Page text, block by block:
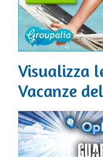
Visualizza
Vacanze